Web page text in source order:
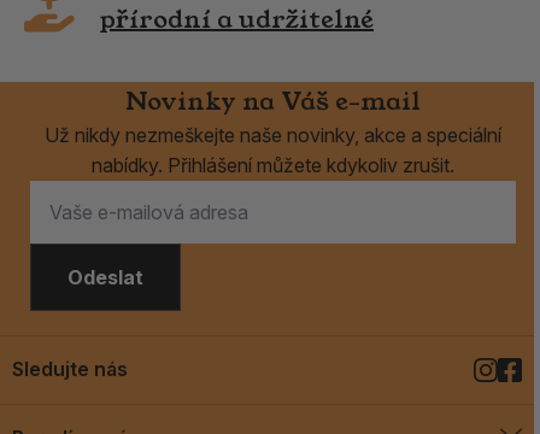
přírodní a udržitelné
Novinky na Váš e-mail
Už nikdy nezmeškejte naše novinky, akce a speciální
nabídky. Přihlášení můžete kdykoliv zrušit.
Odeslat
Sledujte nás